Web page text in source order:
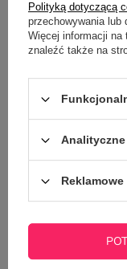
Czarna, bawełniana
59,00 zł-
69,00 zł / szt.
Polityką dotyczącą
przechowywania lub
Więcej informacji na
znaleźć także na